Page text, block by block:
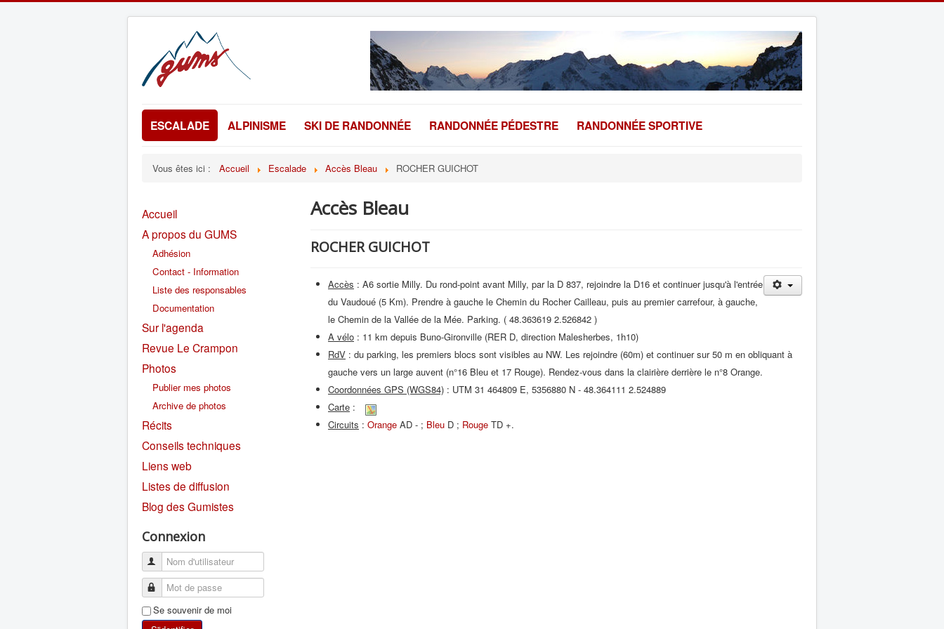
ESCALADE ALPINISME SKI DE RANDONNÉE RANDONNÉE PÉDESTRE RANDONNÉE SPORTIVE
Vous êtes ici : Accueil Escalade Accès Bleau ROCHER GUICHOT
Accueil
A propos du GUMS
Adhésion
Contact - Information
Liste des responsables
Documentation
Sur l'agenda
Revue Le Crampon
Photos
Publier mes photos
Archive de photos
Récits
Conseils techniques
Liens web
Listes de diffusion
Blog des Gumistes
Connexion
Se souvenir de moi
Accès Bleau
ROCHER GUICHOT
Accès : A6 sortie Milly. Du rond-point avant Milly, par la D 837, rejoindre la D16 et continuer jusqu'à l'entrée
du Vaudoué (5 Km). Prendre à gauche le Chemin du Rocher Cailleau, puis au premier carrefour, à gauche,
le Chemin de la Vallée de la Mée. Parking. ( 48.363619 2.526842 )
A vélo : 11 km depuis Buno-Gironville (RER D, direction Malesherbes, 1h10)
RdV : du parking, les premiers blocs sont visibles au NW. Les rejoindre (60m) et continuer sur 50 m en obliquant à
gauche vers un large auvent (n°16 Bleu et 17 Rouge). Rendez-vous dans la clairière derrière le n°8 Orange.
Coordonnées GPS (WGS84) : UTM 31 464809 E, 5356880 N - 48.364111 2.524889
Carte :
Circuits : Orange AD - ; Bleu D ; Rouge TD +.